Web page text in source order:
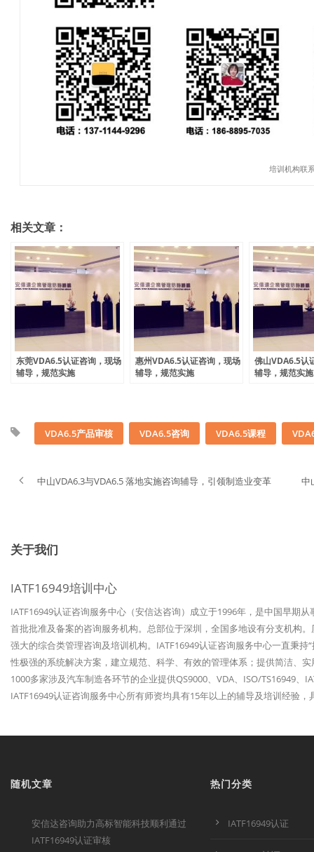
培训机构联
相关文章：
东莞VDA6.5认证咨询，现场
辅导，规范实施
惠州VDA6.5认证咨询，现场
辅导，规范实施
佛山VDA6.5认
辅导，规范实施
VDA6.5产品审核 VDA6.5咨询 VDA6.5课程
中山VDA6.3与VDA6.5 落地实施咨询辅导，引领制造业变革 中
关于我们
IATF16949培训中心
IATF16949认证咨询服务中心（安信达咨询）成立于1996年，是中国早期
首批批准及备案的咨询服务机构。总部位于深圳，全国多地设有分支机构
强大的综合类管理咨询及培训机构。IATF16949认证咨询服务中心一直秉
性极强的系统解决方案，建立规范、科学、有效的管理体系；提供简洁、
1000多家涉及汽车制造各环节的企业提供QS9000、VDA、ISO/TS16949
IATF16949认证咨询服务中心所有师资均具有15年以上的辅导及培训经验
随机文章
安信达咨询助力高标智能科技顺利通过
IATF16949认证审核
热门分类
IATF16949认证